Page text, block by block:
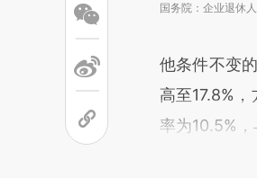
国务院：企业退休
他条件不变
高至17.8%
率为10.5%